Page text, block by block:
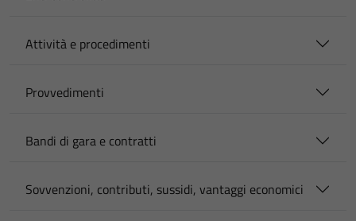
Attività e procedimenti
Provvedimenti
Bandi di gara e contratti
Sovvenzioni, contributi, sussidi, vantaggi economici